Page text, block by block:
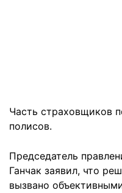
Часть страховщиков
полисов.
Председатель
Ганчак заявил, что
вызвано